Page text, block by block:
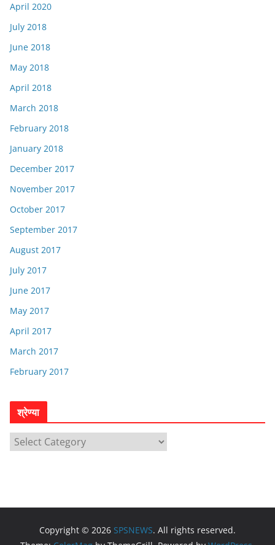
April 2020
July 2018
June 2018
May 2018
April 2018
March 2018
February 2018
January 2018
December 2017
November 2017
October 2017
September 2017
August 2017
July 2017
June 2017
May 2017
April 2017
March 2017
February 2017
श्रेण्या
श्रे
ण्या
Copyright © 2026 SPSNEWS. All rights reserved.